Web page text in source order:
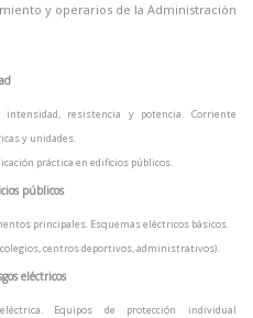
y operarios de la Administración
intensidad, resistencia y potencia. Corriente
y unidades.
práctica en edificios públicos.
públicos
principales. Esquemas eléctricos básicos.
centros deportivos, administrativos).
eléctricos
Equipos de protección individual